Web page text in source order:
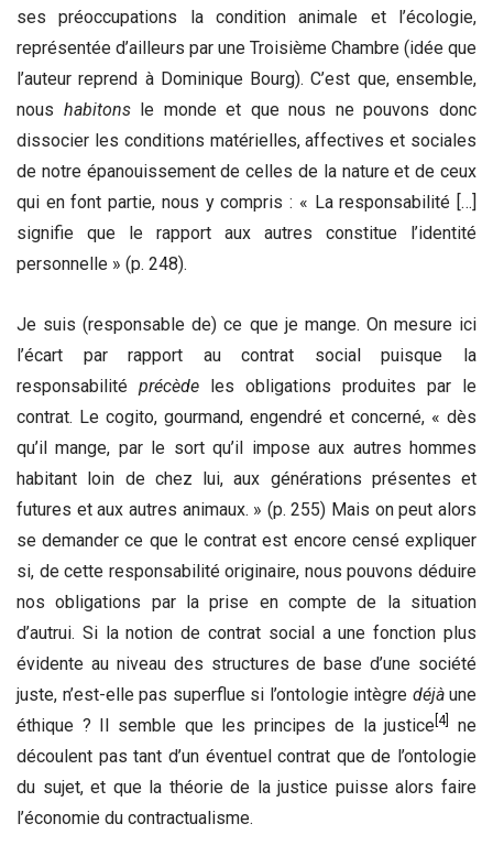
ses préoccupations la condition animale et l’écologie,
représentée d’ailleurs par une Troisième Chambre (idée que
l’auteur reprend à Dominique Bourg). C’est que, ensemble,
nous habitonsle monde et que nous ne pouvons donc
dissocier les conditions matérielles, affectives et sociales
de notre épanouissement de celles de la nature et de ceux
qui en font partie, nous y compris : « La responsabilité […]
signifie que le rapport aux autres constitue l’identité
personnelle » (p. 248).
Je suis (responsable de) ce que je mange. On mesure ici
l’écart par rapport au contrat social puisque la
responsabilité précède les obligations produites par le
contrat. Le cogito, gourmand, engendré et concerné, « dès
qu’il mange, par le sort qu’il impose aux autres hommes
habitant loin de chez lui, aux générations présentes et
futures et aux autres animaux. » (p. 255) Mais on peut alors
se demander ce que le contrat est encore censé expliquer
si, de cette responsabilité originaire, nous pouvons déduire
nos obligations par la prise en compte de la situation
d’autrui. Si la notion de contrat social a une fonction plus
évidente au niveau des structures de base d’une société
juste, n’est-elle pas superflue si l’ontologie intègre déjàune
éthique ? Il semble que les principes de la justice[4]
ne
découlent pas tant d’un éventuel contrat que de l’ontologie
du sujet, et que la théorie de la justice puisse alors faire
l’économie du contractualisme.